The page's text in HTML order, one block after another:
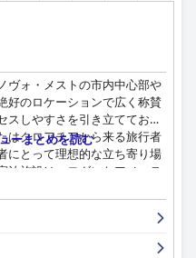
泊客はプライベートエリア
いて頻繁に言及します。清
の行き届いたアメニティに
な環境を作り出していま
親しみやすさ、親切さ、温か
す。宿泊客は、イタリア語、
多言語対応能力と、さまざま
しています。卓越したレベル
問者に永続的な良い印象を与
、特に快適で、宿泊客からは
す。客室の快適さと広さ、そ
ヴォ・メストの市内中心部や
好のロケーションで広く称賛
スしやすさを引き立ててお
はクロアチアから来る旅行者
にとって理想的な立ち寄り場
泊施設は、モダンなアメニテ
た客室が特徴ですが、家具
しれません。清潔さは客室だ
体的に快適な体験をさらに高
ーまとめを読む